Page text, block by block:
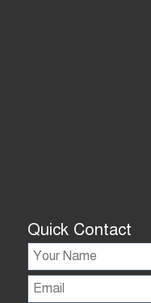
Quick Contact